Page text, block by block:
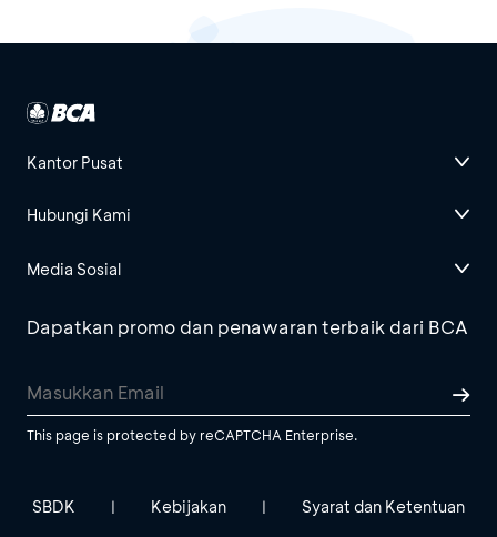
Kantor Pusat
Hubungi Kami
Media Sosial
Dapatkan promo dan penawaran terbaik dari BCA
This page is protected by reCAPTCHA Enterprise.
SBDK | Kebijakan | Syarat dan Ketentuan